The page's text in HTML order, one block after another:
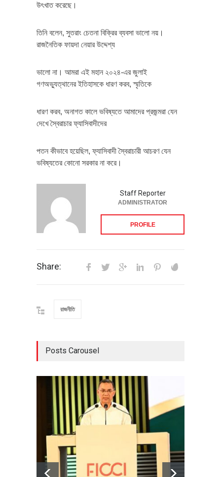
উৎখাত করেছে।
তিনি বলেন, সুতরাং চেতনা বিক্রির ব্যবসা ভালো নয়।
রাজনৈতিক ফায়দা নেয়ার উদ্দেশ্য
ভালো না। আমরা এই মহান ২০২৪-এর জুলাই
গণঅভ্যুত্থানের ইতিহাসকে ধারণ করব, স্মৃতিকে
ধারণ করব, অনাগত কালে ভবিষ্যতে আমাদের প্রজন্মরা যেন
দেখে স্বৈরাচার ফ্যাসিবাদীদের
পতন কীভাবে হয়েছিল, ফ্যাসিবাদী স্বৈরাচারী আচরণ যেন
ভবিষ্যতের কোনো সরকার না করে।
Staff Reporter
ADMINISTRATOR
PROFILE
Share:
রাজনীতি
Posts Carousel